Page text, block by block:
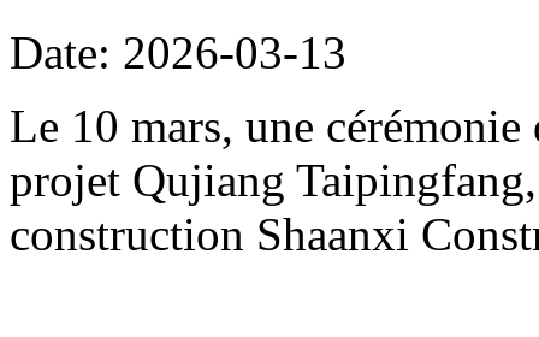
Date: 2026-03-13
Le 10 mars, une
projet Qujiang
construction Shaanxi